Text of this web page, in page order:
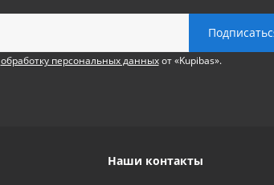
обработку персональных данныхот «Kupibas».
Наши контакты